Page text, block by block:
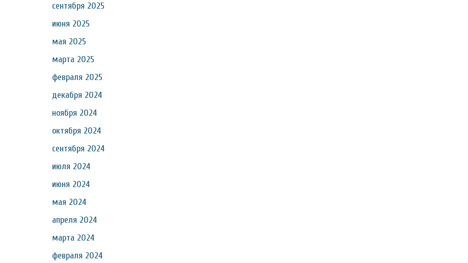
сентября 2025
июня 2025
мая 2025
марта 2025
февраля 2025
декабря 2024
ноября 2024
октября 2024
сентября 2024
июля 2024
июня 2024
мая 2024
апреля 2024
марта 2024
февраля 2024